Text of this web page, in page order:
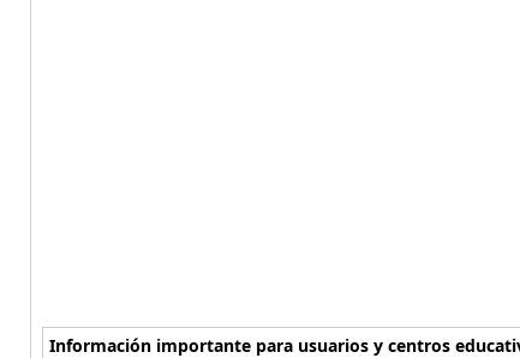
Información importante para usuarios y centros